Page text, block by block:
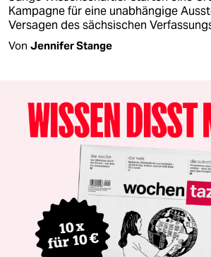
Kampagne für eine unabhängige
Versagen des sächsischen
Von Jennifer Stange